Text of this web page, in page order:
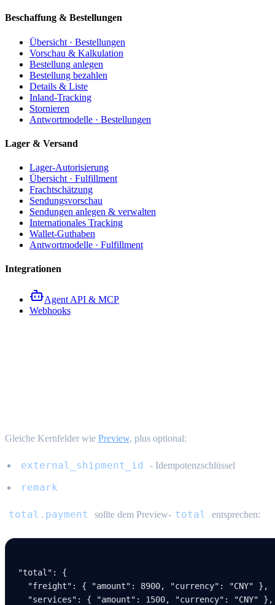
Beschaffung & Bestellungen
Übersicht · Bestellungen
Vorschau & Kalkulation
Bestellung anlegen
Bestellung bezahlen
Details & Liste
Inland-Tracking
Stornieren
Antwortmodelle · Bestellungen
Lager & Versand
Lager-Autorisierung
Übersicht · Fulfillment
Frachtschätzung
Sendungsvorschau
Sendungen anlegen & verwalten
Internationales Tracking
Wallet-Guthaben
Antwortmodelle · Fulfillment
Integrationen
Agent API & MCP
Webhooks
Gleiche Kernfelder wie Preview, plus optional:
external_shipment_id - Idempotenzschlüssel
remark
total.payment sollte dem Preview- total entsprechen:
"total" : {
  "freight"
: { "amount" : 8900, "currency" : "CNY" },
  "services"
: { "amount" : 1500, "currency" : "CNY" },